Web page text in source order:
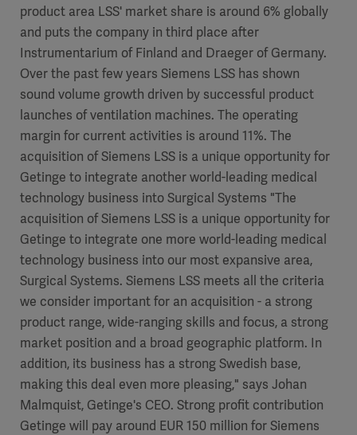
product area LSS' market share is around 6% globally
and puts the company in third place after
Instrumentarium of Finland and Draeger of Germany.
Over the past few years Siemens LSS has shown
sound volume growth driven by successful product
launches of ventilation machines. The operating
margin for current activities is around 11%. The
acquisition of Siemens LSS is a unique opportunity for
Getinge to integrate another world-leading medical
technology business into Surgical Systems "The
acquisition of Siemens LSS is a unique opportunity for
Getinge to integrate one more world-leading medical
technology business into our most expansive area,
Surgical Systems. Siemens LSS meets all the criteria
we consider important for an acquisition - a strong
product range, wide-ranging skills and focus, a strong
market position and a broad geographic platform. In
addition, its business has a strong Swedish base,
making this deal even more pleasing," says Johan
Malmquist, Getinge's CEO. Strong profit contribution
Getinge will pay around EUR 150 million for Siemens